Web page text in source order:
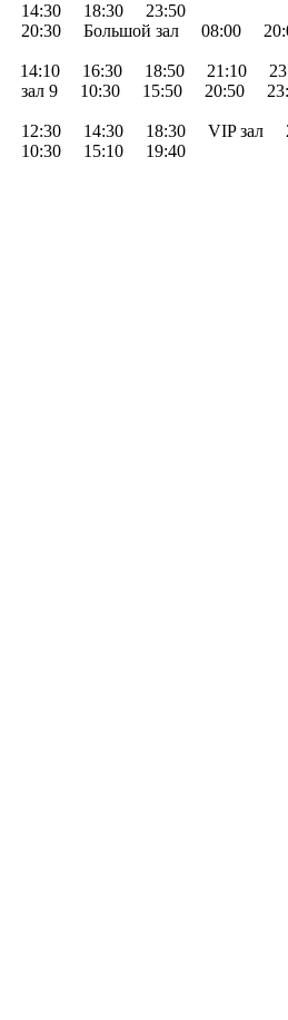
14:30 18:30 23:50
20:30 Большой зал 08:00
14:10 16:30 18:50 21:10
зал 9 10:30 15:50 20:50
12:30 14:30 18:30 VIP зал
10:30 15:10
19:40